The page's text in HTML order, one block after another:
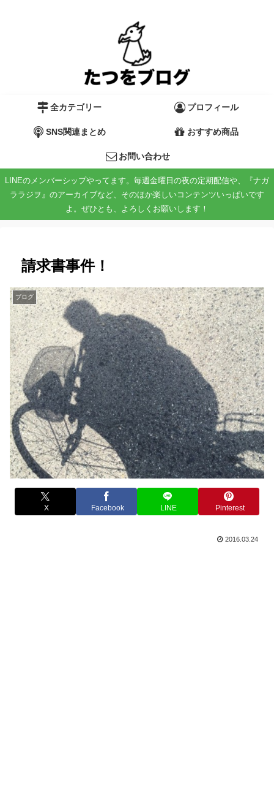
全カテゴリー プロフィール
SNS関連まとめ おすすめ商品
お問い合わせ
LINEのメンバーシップやってます。毎週金曜日の夜の定期配信や、『ナガ
ララジヲ』のアーカイブなど、そのほか楽しいコンテンツいっぱいです
よ。ぜひとも、よろしくお願いします！
請求書事件！
ブログ
X Facebook LINE Pinterest
2016.03.24